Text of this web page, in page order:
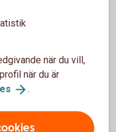
ta ut kontanter.
när du vill,
när du är
.